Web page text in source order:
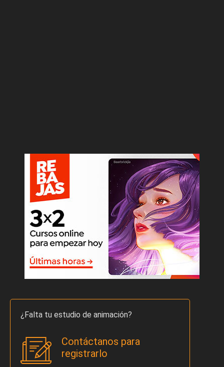
¿Falta tu estudio de animación?
Contáctanos para
registrarlo